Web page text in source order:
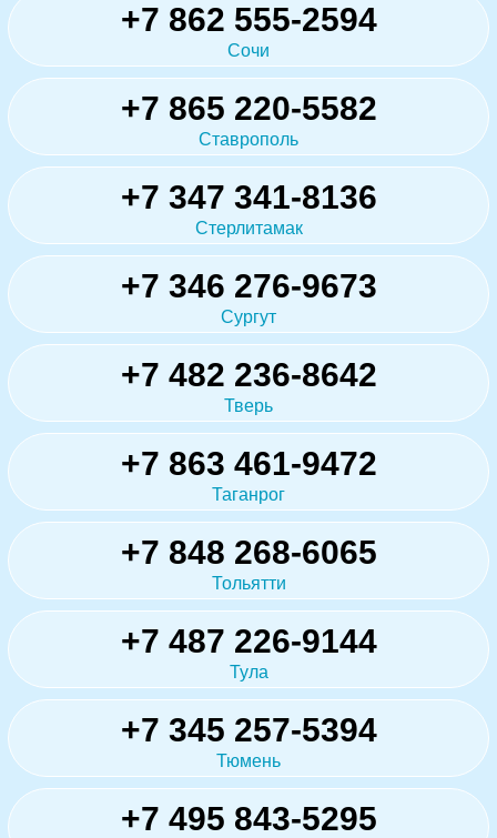
+7 862 555-2594
Сочи
+7 865 220-5582
Ставрополь
+7 347 341-8136
Стерлитамак
+7 346 276-9673
Сургут
+7 482 236-8642
Тверь
+7 863 461-9472
Таганрог
+7 848 268-6065
Тольятти
+7 487 226-9144
Тула
+7 345 257-5394
Тюмень
+7 495 843-5295